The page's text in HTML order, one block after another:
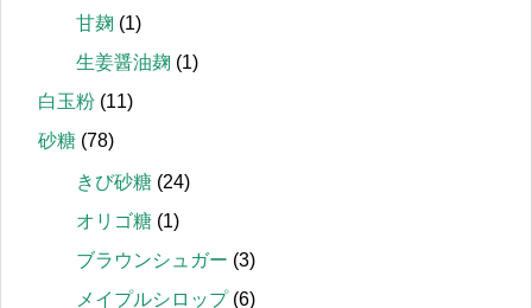
甘麹 (1)
生姜醤油麹 (1)
白玉粉 (11)
砂糖 (78)
きび砂糖 (24)
オリゴ糖 (1)
ブラウンシュガー (3)
メイプルシロップ(6)